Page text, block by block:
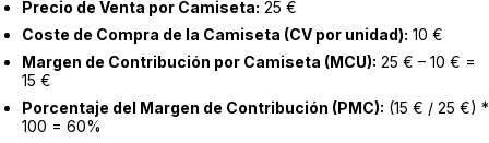
Precio de Venta por Camiseta: 25 €
Coste de Compra de la Camiseta (CV por unidad): 10 €
Margen de Contribución por Camiseta (MCU): 25 € – 10 € =
15 €
Porcentaje del Margen de Contribución (PMC): (15 € / 25 €) *
100 = 60%